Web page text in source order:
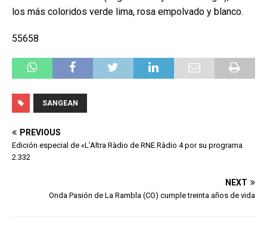
los más coloridos verde lima, rosa empolvado y blanco.
55658
SANGEAN
PREVIOUS
Edición especial de «L’Altra Ràdio de RNE Ràdio 4 por su programa
2.332
NEXT
Onda Pasión de La Rambla (CO) cumple treinta años de vida